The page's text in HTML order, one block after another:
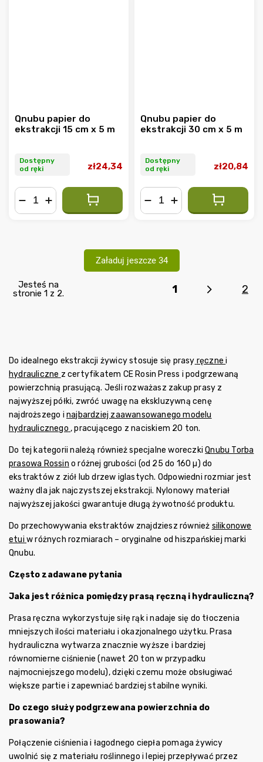
Qnubu papier do
ekstrakcji 15 cm x 5 m
Dostępny
od ręki
zł24,34
Qnubu papier do
ekstrakcji 30 cm x 5 m
Dostępny
od ręki
zł20,84
Załaduj jeszcze 34
Jesteś na
stronie 1 z 2.
1 2
Do idealnego ekstrakcji żywicy stosuje się prasy ręczne i
hydrauliczne z certyfikatem CE Rosin Press i podgrzewaną
powierzchnią prasującą. Jeśli rozważasz zakup prasy z
najwyższej półki, zwróć uwagę na ekskluzywną cenę
najdroższego i najbardziej zaawansowanego modelu
hydraulicznego , pracującego z naciskiem 20 ton.
Do tej kategorii należą również specjalne woreczkiQnubu Torba
prasowa Rossin o różnej grubości (od 25 do 160 µ) do
ekstraktów z ziół lub drzew iglastych. Odpowiedni rozmiar jest
ważny dla jak najczystszej ekstrakcji. Nylonowy materiał
najwyższej jakości gwarantuje długą żywotność produktu.
Do przechowywania ekstraktów znajdziesz również silikonowe
etui w różnych rozmiarach – oryginalne od hiszpańskiej marki
Qnubu.
Często zadawane pytania
Jaka jest różnica pomiędzy prasą ręczną i hydrauliczną?
Prasa ręczna wykorzystuje siłę rąk i nadaje się do tłoczenia
mniejszych ilości materiału i okazjonalnego użytku. Prasa
hydrauliczna wytwarza znacznie wyższe i bardziej
równomierne ciśnienie (nawet 20 ton w przypadku
najmocniejszego modelu), dzięki czemu może obsługiwać
większe partie i zapewniać bardziej stabilne wyniki.
Do czego służy podgrzewana powierzchnia do
prasowania?
Połączenie ciśnienia i łagodnego ciepła pomaga żywicy
uwolnić się z materiału roślinnego i lepiej przepływać przez